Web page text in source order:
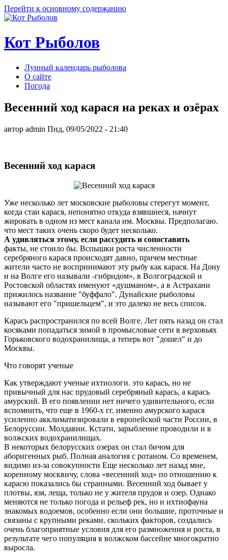
Перейти к основному содержанию
Кот Рыболов
Лунный календарь рыболова
О сайте
Погода
Весенний ход карася на реках и озёрах
автор admin Пнд, 09/05/2022 - 21:40
Весенний ход карася
Уже несколько лет московские рыболовы стерегут момент,
когда стаи карася, непонятно откуда взявшиеся, начнут
жировать в одном из мест канала им. Москвы. Предполагаю.
что мест таких очень скоро будет несколько.
А удивляться этому, если рассудить и сопоставить
факты, не стоило бы. Вспышки роста численности
серебряного карася происходят давно, причем местные
жители часто не воспринимают эту рыбу как карася. На Дону
и на Волге его называли -гибридом», в Волгоградской и
Ростовской областях именуют «душманом», а в Астрахани
прижилось название "буффало". Дунайские рыболовы
называют его "пришельцем", и это далеко не весь список.
Карась распространился по всей Волге. Лет пять назад он стал
косяками попадаться зимой в промысловые сети в верховьях
Горьковского водохранилища, а теперь вот "дошел" и до
Москвы.
Что говорят ученые
Как утверждают ученые ихтиологи. это карась, но не
привычный для нас прудовый серебряный карась, а карась
амурский. В его появлении нет ничего удивительного, если
вспомнить, что еще в 1960-х гг. именно амурского карася
усиленно акклиматизировали в европейской части России, в
Белоруссии. Молдавии. Кстати, зарыбление проводили и в
волжских водохранилищах.
В некоторых белорусских озерах он стал бичом для
аборигенных рыб. Полная аналогия с ротаном. Со временем,
видимо из-за совокупности Еще несколько лет назад мне,
коренному москвичу, слова «весенний ход» по отношению к
карасю показались бы странными. Весенний ход бывает у
плотвы, язя, леща, только не у жителя прудов и озер. Однако
меняются не только погода и рельеф рек, но и ихтиофауна
знакомых водоемов, особенно если они большие, проточные и
связаны с крупными реками. скольких факторов, создались
очень благоприятные условия для его размножения и роста, в
результате чего популяция в волжском бассейне многократно
выросла.